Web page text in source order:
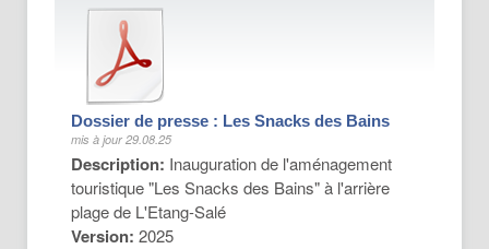
Dossier de presse : Les Snacks des Bains
mis à jour 29.08.25
Description: Inauguration de l'aménagement
touristique "Les Snacks des Bains" à l'arrière
plage de L'Etang-Salé
Version: 2025